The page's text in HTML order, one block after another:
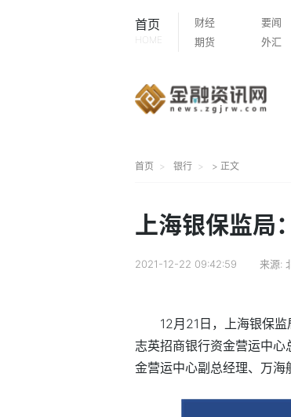
首页
HOME
财经 要闻
期货
外汇
首页 银行 > 正文
上海银保监局
2021-12-22 09:42:59 来源:
12月21日，上海银保
志英招商银行资金营运中
金营运中心副总经理、万海